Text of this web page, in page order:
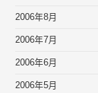
2006年8月
2006年7月
2006年6月
2006年5月